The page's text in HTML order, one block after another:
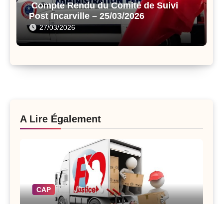
Compte Rendu du Comité de Suivi
Post Incarville – 25/03/2026
27/03/2026
A Lire Également
CAP